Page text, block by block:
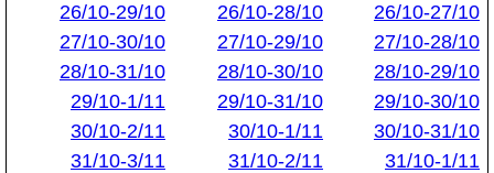
26/10-27/10
26/10-28/10
26/10-29/10
27/10-28/10
27/10-29/10
27/10-30/10
28/10-29/10
28/10-30/10
28/10-31/10
29/10-30/10
29/10-31/10
29/10-1/11
30/10-31/10
30/10-1/11
30/10-2/11
31/10-1/11
31/10-2/11
31/10-3/11